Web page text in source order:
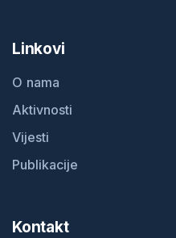
Linkovi
O nama
Aktivnosti
Vijesti
Publikacije
Kontakt